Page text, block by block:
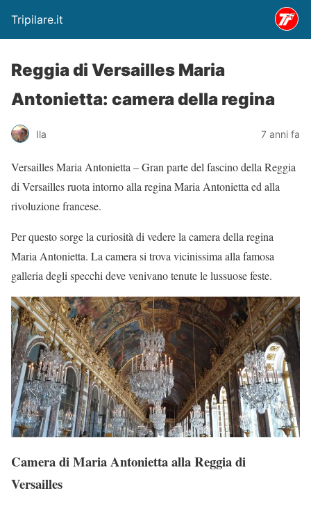
Tripilare.it
Reggia di Versailles Maria
Antonietta: camera della regina
Ila 7 anni fa
Versailles Maria Antonietta – Gran parte del fascino della Reggia
di Versailles ruota intorno alla regina Maria Antonietta ed alla
rivoluzione francese.
Per questo sorge la curiosità di vedere la camera della regina
Maria Antonietta. La camera si trova vicinissima alla famosa
galleria degli specchi deve venivano tenute le lussuose feste.
Camera di Maria Antonietta alla Reggia di
Versailles